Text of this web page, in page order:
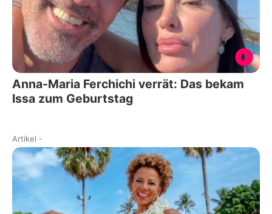
Anna-Maria Ferchichi verrät: Das bekam
Issa zum Geburtstag
Artikel -